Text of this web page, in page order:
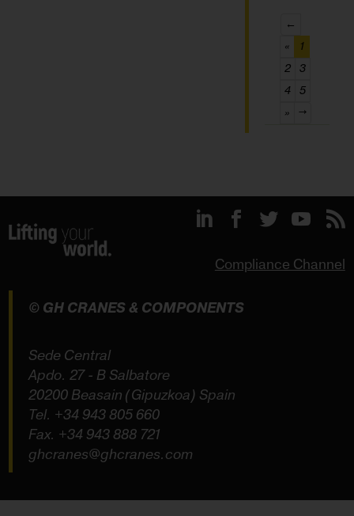
←
«
1
2 3
4 5
»
→
Compliance Channel
© GH CRANES & COMPONENTS
Sede Central
Apdo. 27 - B Salbatore
20200 Beasain (Gipuzkoa) Spain
Tel. +34 943 805 660
Fax. +34 943 888 721
ghcranes@ghcranes.com